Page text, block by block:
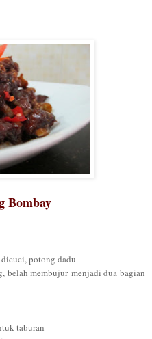
Bombay
potong dadu
belah membujur menjadi dua bagian
taburan